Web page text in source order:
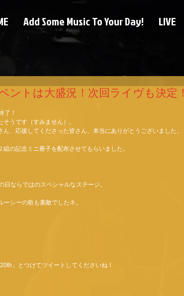
ントは大盛況！次回ライヴも決定！
了！
うです（すみません）。
、応援してくださった皆さん、本当にありがとうございました。
の記念ミニ冊子を配布させてもらいました。
日ならではのスペシャルなステージ。
ーシーの歌も素敵でしたネ。
」とつけてツイートしてくださいね！
Add Some Music To Your Day! LIVE